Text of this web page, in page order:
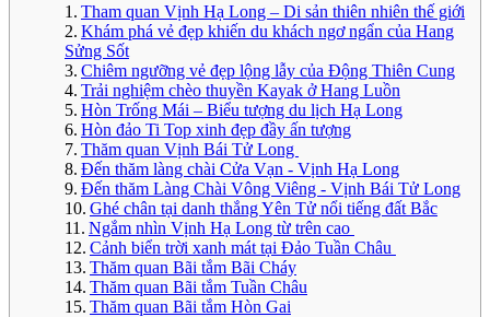
Tham quan Vịnh Hạ Long – Di sản thiên nhiên thế giới
Khám phá vẻ đẹp khiến du khách ngơ ngẩn của Hang
Sửng Sốt
Chiêm ngưỡng vẻ đẹp lộng lẫy của Động Thiên Cung
Trải nghiệm chèo thuyền Kayak ở Hang Luồn
Hòn Trống Mái – Biểu tượng du lịch Hạ Long
Hòn đảo Ti Top xinh đẹp đầy ấn tượng
Thăm quan Vịnh Bái Tử Long
Đến thăm làng chài Cửa Vạn - Vịnh Hạ Long
Đến thăm Làng Chài Vông Viêng - Vịnh Bái Tử Long
Ghé chân tại danh thắng Yên Tử nổi tiếng đất Bắc
Ngắm nhìn Vịnh Hạ Long từ trên cao
Cảnh biển trời xanh mát tại Đảo Tuần Châu
Thăm quan Bãi tắm Bãi Cháy
Thăm quan Bãi tắm Tuần Châu
Thăm quan Bãi tắm Hòn Gai